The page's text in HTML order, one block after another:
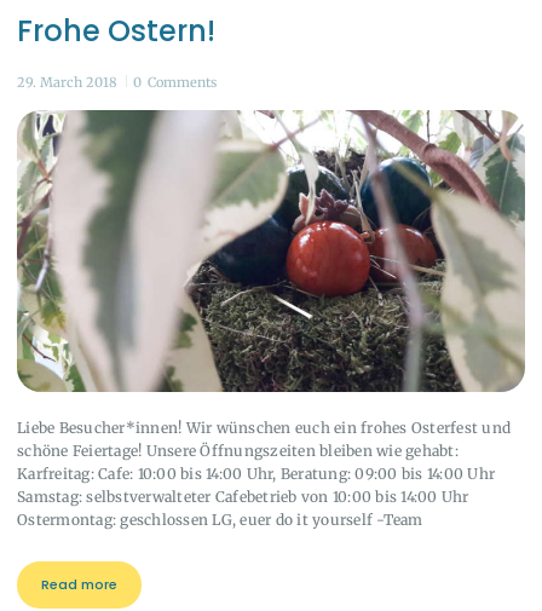
Frohe Ostern!
29. March 2018 0 Comments
Liebe Besucher*innen! Wir wünschen euch ein frohes Osterfest und
schöne Feiertage! Unsere Öffnungszeiten bleiben wie gehabt:
Karfreitag: Cafe: 10:00 bis 14:00 Uhr, Beratung: 09:00 bis 14:00 Uhr
Samstag: selbstverwalteter Cafebetrieb von 10:00 bis 14:00 Uhr
Ostermontag: geschlossen LG, euer do it yourself -Team
Read more